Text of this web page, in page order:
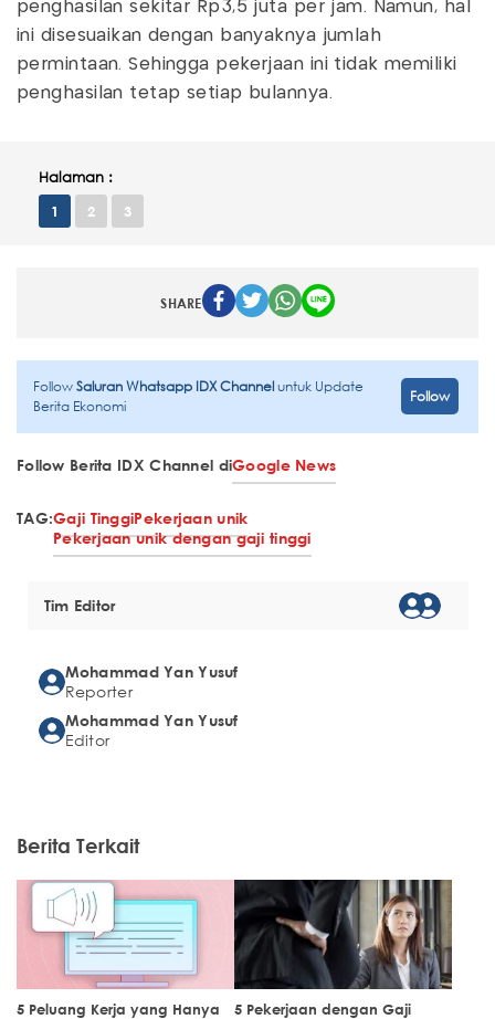
penghasilan sekitar Rp3,5 juta per jam. Namun, hal
ini disesuaikan dengan banyaknya jumlah
permintaan. Sehingga pekerjaan ini tidak memiliki
penghasilan tetap setiap bulannya.
Halaman :
1 2 3
SHARE
FollowSaluran Whatsapp IDX Channeluntuk Update
Berita Ekonomi
Follow
Follow Berita IDX Channel diGoogle News
TAG:Gaji TinggiPekerjaan unik
Pekerjaan unik dengan gaji tinggi
Tim Editor
Mohammad Yan Yusuf
Reporter
Mohammad Yan Yusuf
Editor
Berita Terkait
5 Peluang Kerja yang Hanya
5 Pekerjaan dengan Gaji